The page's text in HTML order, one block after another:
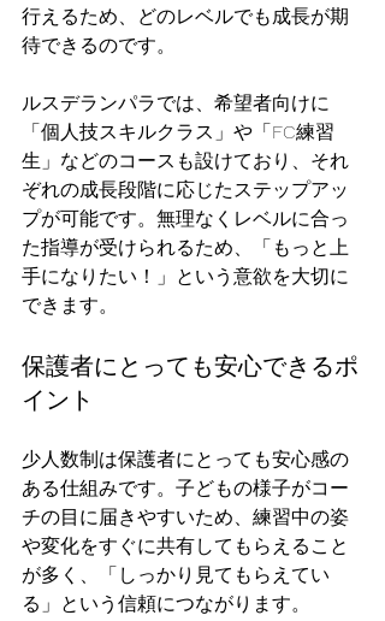
行えるため、どのレベルでも成長が期
待できるのです。
ルスデランパラでは、希望者向けに
「個人技スキルクラス」や「FC練習
生」などのコースも設けており、それ
ぞれの成長段階に応じたステップアッ
プが可能です。無理なくレベルに合っ
た指導が受けられるため、「もっと上
手になりたい！」という意欲を大切に
できます。
保護者にとっても安心できるポ
イント
少人数制は保護者にとっても安心感の
ある仕組みです。子どもの様子がコー
チの目に届きやすいため、練習中の姿
や変化をすぐに共有してもらえること
が多く、「しっかり見てもらえてい
る」という信頼につながります。